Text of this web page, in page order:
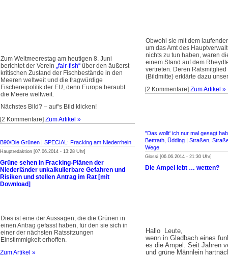
Zum Weltmeerestag am heutigen 8. Juni
berichtet der Verein „fair-fish“ über den äußerst
kritischen Zustand der Fischbestände in den
Meeren weltweit und die fragwürdige
Fischereipolitik der EU, denn Europa beraubt
die Meere weltweit.
Nächstes Bild? – auf‘s Bild klicken!
[2 Kommentare] Zum Artikel »
Obwohl sie mit dem
um das Amt des
nichts zu tun haben, waren
einem Stand auf dem
vertreten. Deren
(Bildmitte) erklärte dazu
[2 Kommentare] Zum Artikel »
B90/Die Grünen | SPECIAL: Fracking am Niederrhein
Hauptredaktion [07.06.2014 - 13:28 Uhr]
Grüne sehen in Fracking-Plänen der
Niederländer unkalkulierbare Gefahren und
Risiken und stellen Antrag im Rat [mit
Download]
Dies ist eine der Aussagen, die die Grünen in
einen Antrag gefasst haben, für den sie sich in
einer der nächsten Ratssitzungen
Einstimmigkeit erhoffen.
Zum Artikel »
"Das wollt' ich nur mal gesagt
Bettrath, Üdding | Straßen,
Wege
Glossi [06.06.2014 - 21:30 Uhr]
Die Ampel lebt … wetten?
Hallo Leute,
wenn in Gladbach eines
es die Ampel. Seit Jahren
und grüne Männlein